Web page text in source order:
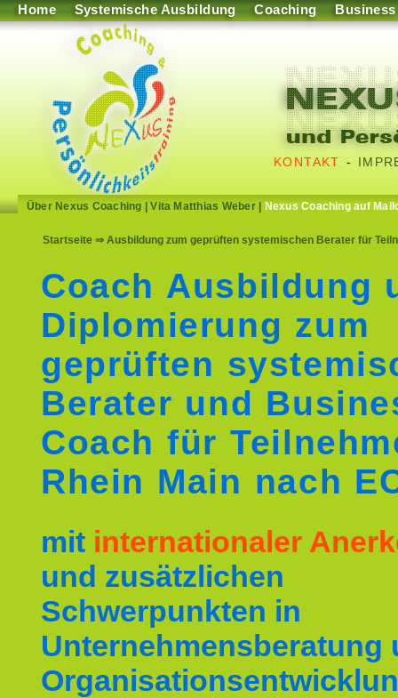
Home Systemische Ausbildung Coaching Business
KONTAKT -
Über Nexus Coaching |Vita Matthias Weber| Nexus Coaching auf
Startseite ⇒ Ausbildung zum geprüften systemischen Berater für
Coach Ausbildung
Diplomierung zum
geprüften
Berater und
Coach für
Rhein Main nach
mit internationaler
und zusätzlichen
Schwerpunkten in
Unternehmensberatung